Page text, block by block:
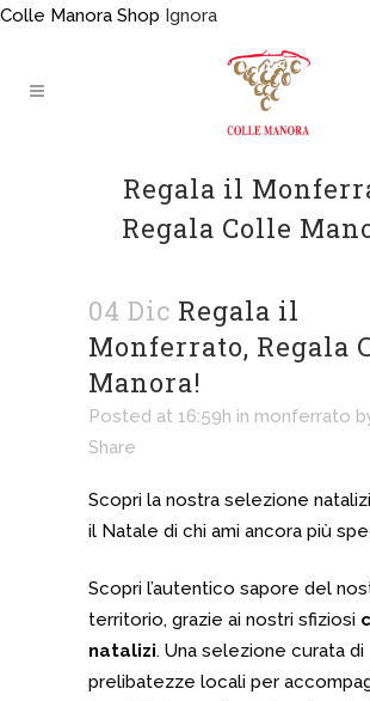
Colle Manora Shop Ignora
Regala il
Regala Colle
04 Dic Regala il
Monferrato, Regala
Manora!
Posted at 16:59h in monferrato
Share
Scopri la nostra selezione
il Natale di chi ami ancora più
Scopri l’autentico sapore del
territorio, grazie ai nostri sfiziosi
natalizi. Una selezione curata di
prelibatezze locali per